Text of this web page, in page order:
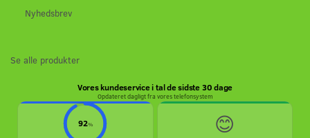
Nyhedsbrev
Se alle produkter
Vores kundeservice i tal de sidste 30 dage
Opdateret dagligt fra vores telefonsystem
92% 😊